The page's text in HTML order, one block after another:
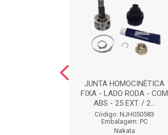
JUNTA HOMOCINÉTICA
FIXA - LADO RODA - COM
ABS - 25 EXT. / 2...
Código: NJH050583
Embalagem: PC
Nakata